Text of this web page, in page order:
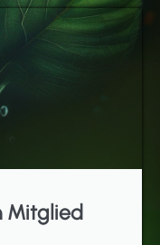
Mitglied